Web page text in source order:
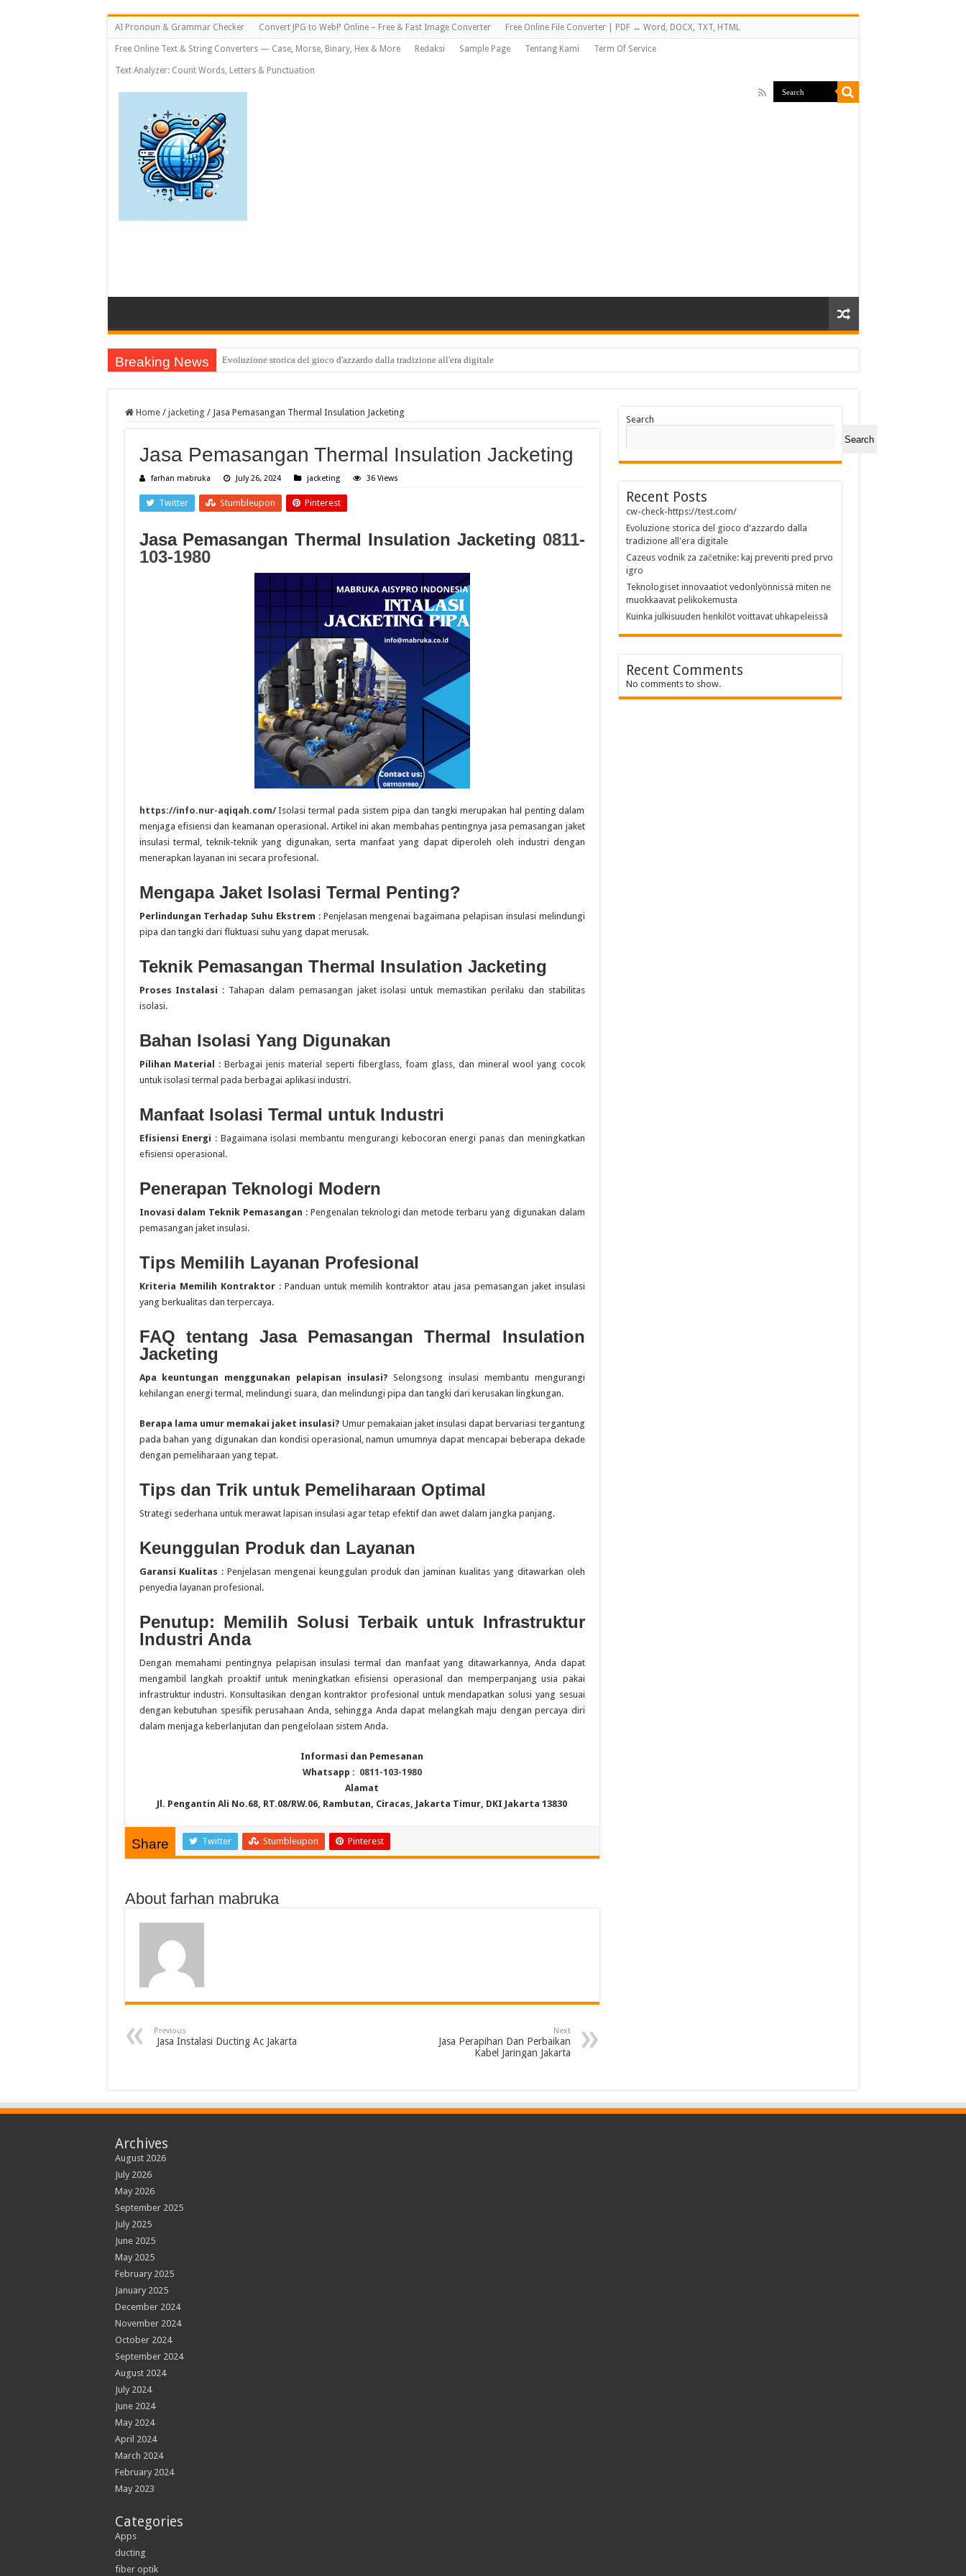
AI Pronoun & Grammar Checker Convert JPG to WebP Online – Free & Fast Image Converter Free Online File Converter | PDF ↔ Word, DOCX, TXT, HTML
Free Online Text & String Converters — Case, Morse, Binary, Hex & More Redaksi Sample Page Tentang Kami Term Of Service
Text Analyzer: Count Words, Letters & Punctuation
Breaking News Evoluzione storica del gioco d'azzardo dalla tradizione all'era digitale
Home / jacketing / Jasa Pemasangan Thermal Insulation Jacketing
Jasa Pemasangan Thermal Insulation Jacketing
farhan mabruka July 26, 2024 jacketing 36 Views
Twitter Stumbleupon Pinterest
Jasa Pemasangan Thermal Insulation Jacketing 0811-
103-1980
https://info.nur-aqiqah.com/Isolasi termal pada sistem pipa dan tangki merupakan hal penting dalam
menjaga efisiensi dan keamanan operasional. Artikel ini akan membahas pentingnya jasa pemasangan jaket
insulasi termal, teknik-teknik yang digunakan, serta manfaat yang dapat diperoleh oleh industri dengan
menerapkan layanan ini secara profesional.
Mengapa Jaket Isolasi Termal Penting?
Perlindungan Terhadap Suhu Ekstrem : Penjelasan mengenai bagaimana pelapisan insulasi melindungi
pipa dan tangki dari fluktuasi suhu yang dapat merusak.
Teknik Pemasangan Thermal Insulation Jacketing
Proses Instalasi : Tahapan dalam pemasangan jaket isolasi untuk memastikan perilaku dan stabilitas
isolasi.
Bahan Isolasi Yang Digunakan
Pilihan Material
: Berbagai jenis material seperti fiberglass, foam glass, dan mineral wool yang cocok
untuk isolasi termal pada berbagai aplikasi industri.
Manfaat Isolasi Termal untuk Industri
Efisiensi Energi : Bagaimana isolasi membantu mengurangi kebocoran energi panas dan meningkatkan
efisiensi operasional.
Penerapan Teknologi Modern
Inovasi dalam Teknik Pemasangan : Pengenalan teknologi dan metode terbaru yang digunakan dalam
pemasangan jaket insulasi.
Tips Memilih Layanan Profesional
Kriteria Memilih Kontraktor: Panduan untuk memilih kontraktor atau jasa pemasangan jaket insulasi
yang berkualitas dan terpercaya.
FAQ tentang Jasa Pemasangan Thermal Insulation
Jacketing
Apa keuntungan menggunakan pelapisan insulasi? Selongsong insulasi membantu mengurangi
kehilangan energi termal, melindungi suara, dan melindungi pipa dan tangki dari kerusakan lingkungan.
Berapa lama umur memakai jaket insulasi? Umur pemakaian jaket insulasi dapat bervariasi tergantung
pada bahan yang digunakan dan kondisi operasional, namun umumnya dapat mencapai beberapa dekade
dengan pemeliharaan yang tepat.
Tips dan Trik untuk Pemeliharaan Optimal
Strategi sederhana untuk merawat lapisan insulasi agar tetap efektif dan awet dalam jangka panjang.
Keunggulan Produk dan Layanan
Garansi Kualitas : Penjelasan mengenai keunggulan produk dan jaminan kualitas yang ditawarkan oleh
penyedia layanan profesional.
Penutup: Memilih Solusi Terbaik untuk Infrastruktur
Industri Anda
Dengan memahami pentingnya pelapisan insulasi termal dan manfaat yang ditawarkannya, Anda dapat
mengambil langkah proaktif untuk meningkatkan efisiensi operasional dan memperpanjang usia pakai
infrastruktur industri. Konsultasikan dengan kontraktor profesional untuk mendapatkan solusi yang sesuai
dengan kebutuhan spesifik perusahaan Anda, sehingga Anda dapat melangkah maju dengan percaya diri
dalam menjaga keberlanjutan dan pengelolaan sistem Anda.
Informasi dan Pemesanan
Whatsapp : 0811-103-1980
Alamat
Jl. Pengantin Ali No.68, RT.08/RW.06, Rambutan, Ciracas, Jakarta Timur, DKI Jakarta 13830
Share Twitter Stumbleupon Pinterest
About farhan mabruka
Previous
Jasa Instalasi Ducting Ac Jakarta
Next
Jasa Perapihan Dan Perbaikan
Kabel Jaringan Jakarta
Search
Search
Recent Posts
cw-check-https://test.com/
Evoluzione storica del gioco d'azzardo dalla
tradizione all'era digitale
Cazeus vodnik za začetnike: kaj preveriti pred prvo
igro
Teknologiset innovaatiot vedonlyönnissä miten ne
muokkaavat pelikokemusta
Kuinka julkisuuden henkilöt voittavat uhkapeleissä
Recent Comments
No comments to show.
Archives
August 2026
July 2026
May 2026
September 2025
July 2025
June 2025
May 2025
February 2025
January 2025
December 2024
November 2024
October 2024
September 2024
August 2024
July 2024
June 2024
May 2024
April 2024
March 2024
February 2024
May 2023
Categories
Apps
ducting
fiber optik